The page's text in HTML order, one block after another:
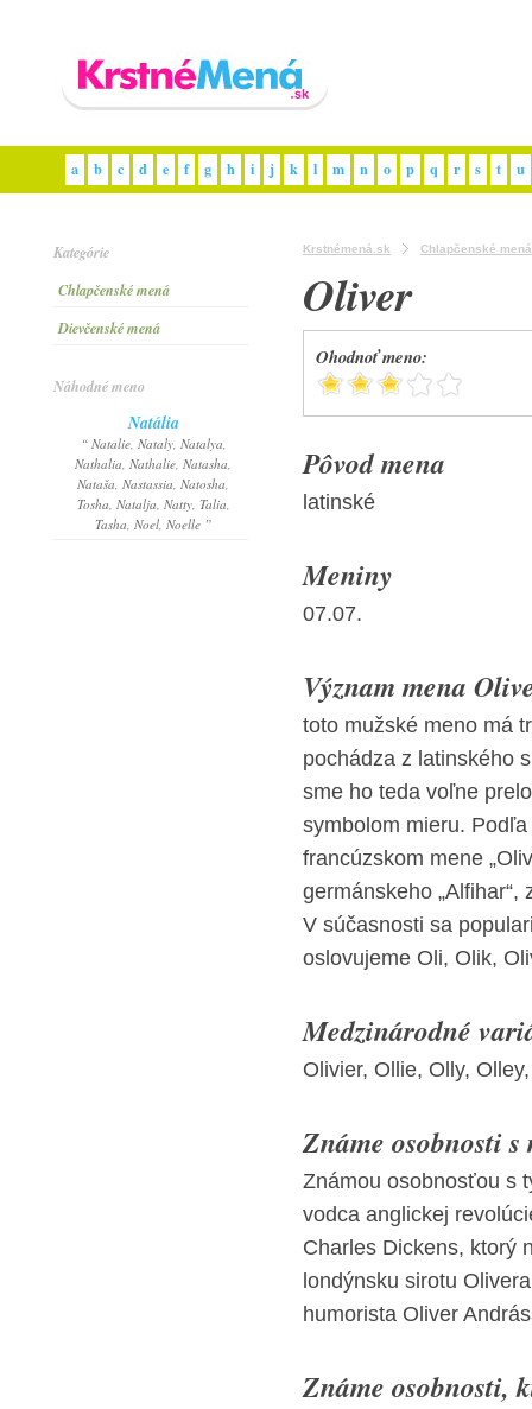
a b c d e f g h i j k l m n o p q r s t u
Kategórie
Chlapčenské mená
Dievčenské mená
Náhodné meno
Natália
“ Natalie, Nataly, Natalya,
Nathalia, Nathalie, Natasha,
Nataša, Nastassia, Natosha,
Tosha, Natalja, Natty, Talia,
Tasha, Noel, Noelle ”
Krstnémená.sk Chlapčenské mená
Oliver
Ohodnoť meno:
Pôvod mena
latinské
Meniny
07.07.
Význam mena
toto mužské meno má
pochádza z latinského
sme ho teda voľne
symbolom mieru.
francúzskom mene
germánskeho „Alfihar“,
V súčasnosti sa
oslovujeme Oli, Olik,
Medzinárodné
Olivier, Ollie, Olly,
Známe osobnosti
Známou osobnosťou s
vodca anglickej
Charles Dickens, ktorý
londýnsku sirotu
humorista Oliver
Známe osobnosti,